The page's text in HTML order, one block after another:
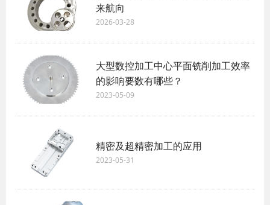
来航向
2026-03-28
大型数控加工中心平面铣削加工效率
的影响要数有哪些？
2023-05-09
精密及超精密加工的应用
2023-05-31